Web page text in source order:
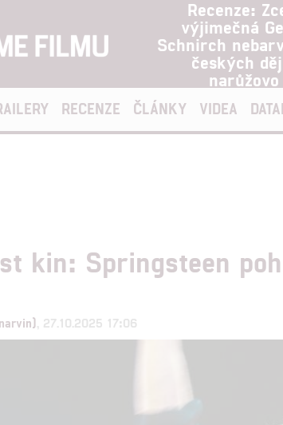
Recenze:
výjimečná
Schnirch
českých
narůžovo
RECENZE ČLÁNKY VIDEA
kin: Springsteen
, 27.10.2025 17:06